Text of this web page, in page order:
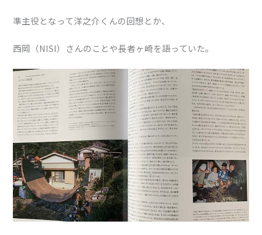
準主役となって洋之介くんの回想とか、
西岡（NISI）さんのことや長者ヶ崎を語っていた。